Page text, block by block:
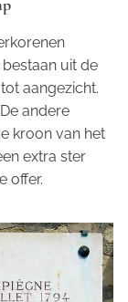
uit de
aangezicht.
andere
kroon van het
extra ster
offer.